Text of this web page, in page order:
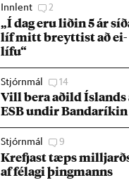
Innlent 2
„Í dag eru lið­in 5 ár
líf mitt breytt­ist að ei­
lífu“
Stjórnmál 14
Vill bera að­ild Ís­lands
ESB und­ir Banda­rík­in
Stjórnmál 9
Krefjast tæps
af fé­lagi þing­manns